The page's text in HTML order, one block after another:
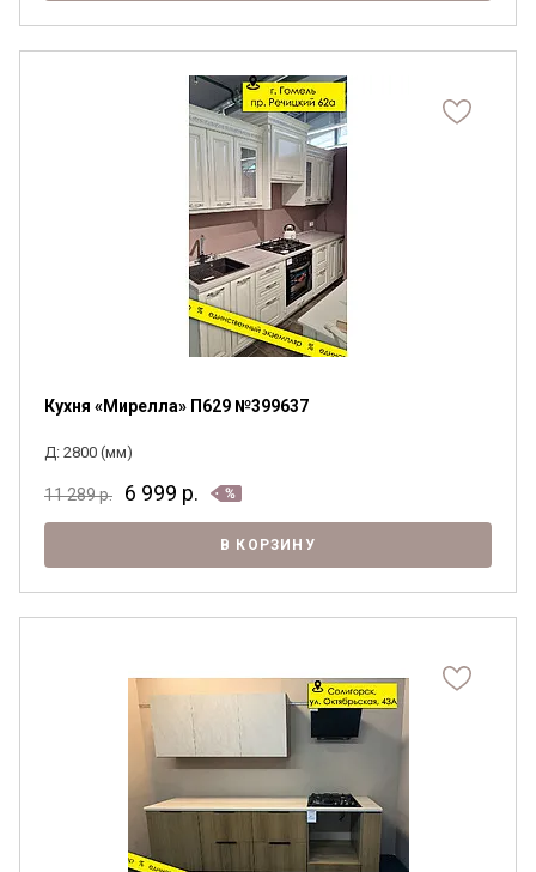
Кухня «Мирелла» П629 №399637
Д: 2800 (мм)
11 289р. 6 999 р.
В КОРЗИНУ